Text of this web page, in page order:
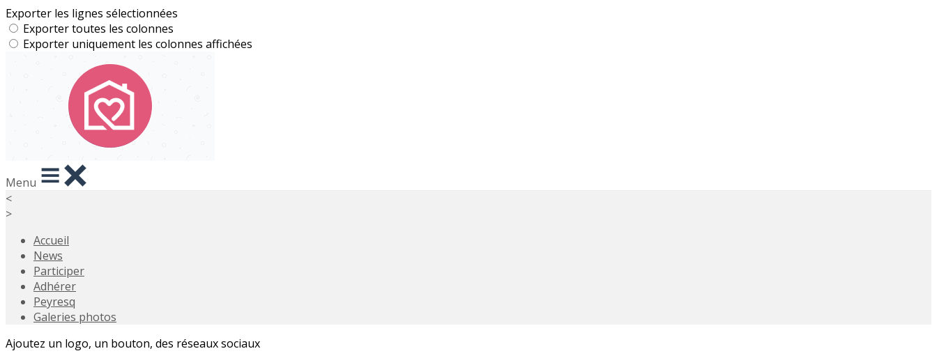
Exporter les lignes sélectionnées
Exporter toutes les colonnes
Exporter uniquement les colonnes affichées
Menu
<
>
Accueil
News
Participer
Adhérer
Peyresq
Galeries photos
Ajoutez un logo, un bouton, des réseaux sociaux